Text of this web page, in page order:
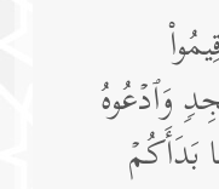
وَٱدۡعُوهُ
بَدَأَكُمۡ